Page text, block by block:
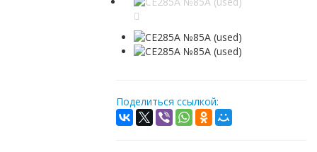
Поделиться ссылкой: